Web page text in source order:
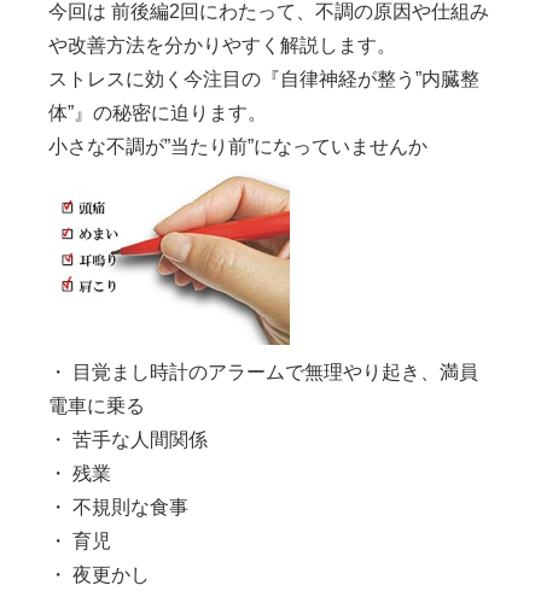
今回は 前後編2回にわたって、不調の原因や仕組み
や改善方法を分かりやすく解説します。
ストレスに効く今注目の 『自律神経が整う ”内臓整
体” 』 の秘密に迫ります。
小さな不調が”当たり前”になっていませんか
・
目覚まし時計のアラームで無理やり起き、満員
電車に乗る
・ 苦手な人間関係
・ 残業
・ 不規則な食事
・ 育児
・ 夜更かし